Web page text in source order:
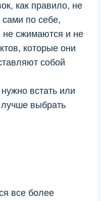
как правило, не
сами по себе,
не сжимаются и не
которые они
собой
встать или
выбрать
все более